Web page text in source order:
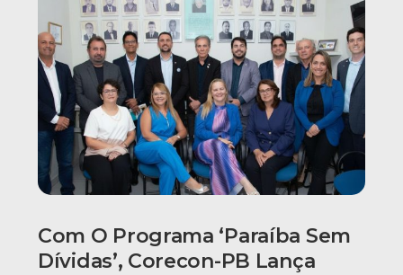
Com O Programa ‘Paraíba Sem
Dívidas’, Corecon-PB Lança